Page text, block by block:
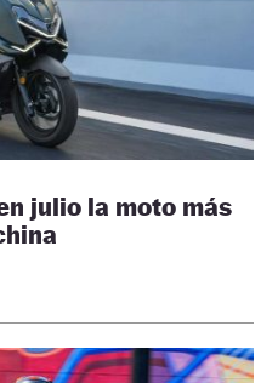
julio la moto más